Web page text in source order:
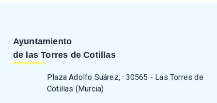
Ayuntamiento
de las Torres de Cotillas
Plaza Adolfo Suárez, · 30565 - Las Torres de
Cotillas (Murcia)